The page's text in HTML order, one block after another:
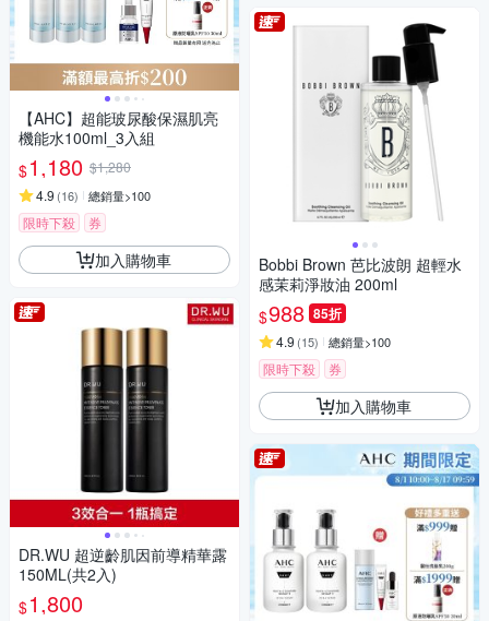
【AHC】超能玻尿酸保濕肌亮
機能水100ml_3入組
$1,180 $1,280
4.9 (16) 總銷量>100
限時下殺 券
加入購物車
DR.WU 超逆齡肌因前導精華露
150ML(共2入)
$1,800
Bobbi Brown 芭比波朗 超輕水
感茉莉淨妝油 200ml
$988 85折
4.9 (15) 總銷量>100
限時下殺 券
加入購物車